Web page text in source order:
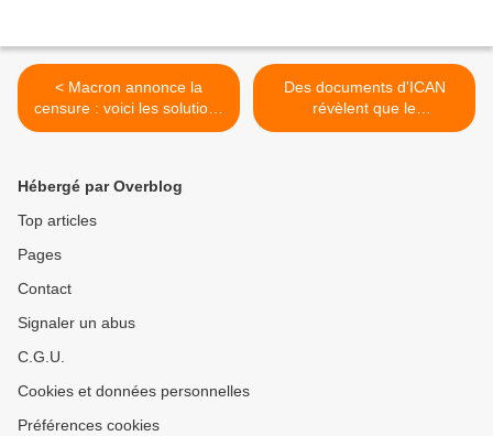
< Macron annonce la
censure : voici les solutions
pour y échapper !
Des documents d'ICAN
révèlent que le
gouvernement américain
Hébergé par Overblog
Top articles
Pages
Contact
Signaler un abus
C.G.U.
Cookies et données personnelles
Préférences cookies